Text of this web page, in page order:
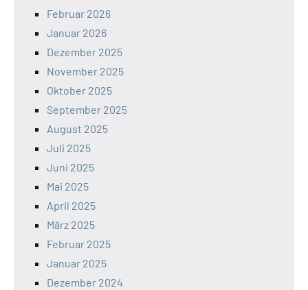
Februar 2026
Januar 2026
Dezember 2025
November 2025
Oktober 2025
September 2025
August 2025
Juli 2025
Juni 2025
Mai 2025
April 2025
März 2025
Februar 2025
Januar 2025
Dezember 2024